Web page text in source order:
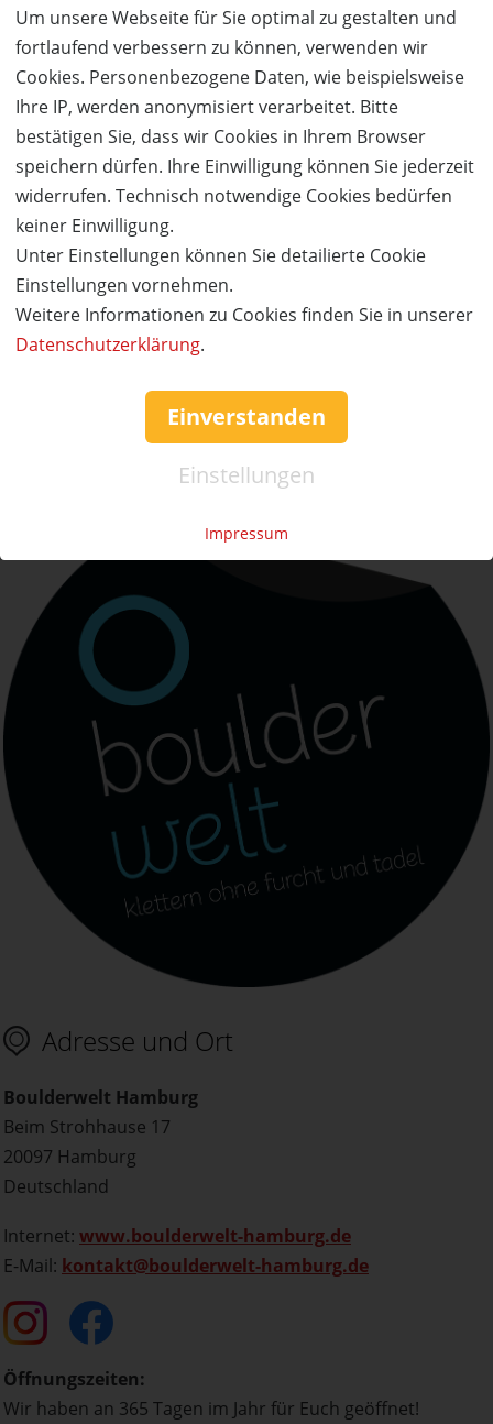
Um unsere Webseite für Sie optimal zu gestalten und
fortlaufend verbessern zu können, verwenden wir
Cookies. Personenbezogene Daten, wie beispielsweise
Ihre IP, werden anonymisiert verarbeitet. Bitte
bestätigen Sie, dass wir Cookies in Ihrem Browser
speichern dürfen. Ihre Einwilligung können Sie jederzeit
widerrufen. Technisch notwendige Cookies bedürfen
keiner Einwilligung.
Unter Einstellungen können Sie detailierte Cookie
Einstellungen vornehmen.
Weitere Informationen zu Cookies finden Sie in unserer
Datenschutzerklärung.
Einverstanden
Einstellungen
Impressum
Dabei trainierst Du nicht nur Deinen ganzen Körper,
sondern auch Dein Köpfchen. Bouldern ist eine sehr
kommunikative Sportart und macht einfach
unglaublich viel Spaß!
Bei uns findest Du Boulder in allen
Schwierigkeitsstufen, einen separaten
Trainingsbereich, ein umfangreiches Kurs- und
Eventprogramm und ein gemütliches Bistro zum
Entspannen und Kaffeetrinken. Für Kinder und
Familien haben wir einen separaten Kinderbereich, in
dem die Kleinen nach Lust und Laune klettern können.
Details zum Anbieter
Adresse und Ort
Boulderwelt Hamburg
Beim Strohhause 17
20097 Hamburg
Deutschland
Internet: www.boulderwelt-hamburg.de
E-Mail: kontakt@boulderwelt-hamburg.de
Öffnungszeiten:
Wir haben an 365 Tagen im Jahr für Euch geöffnet!